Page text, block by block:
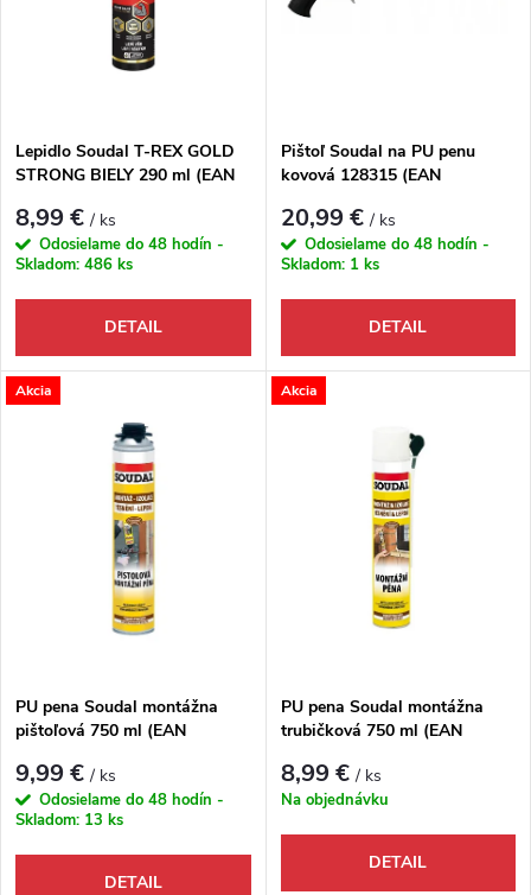
Lepidlo Soudal T-REX GOLD
STRONG BIELY 290 ml (EAN
8,99 €/ ks
Odosielame do 48 hodín -
Skladom: 486 ks
DETAIL
Pištoľ Soudal na PU penu
kovová 128315 (EAN
20,99 €/ ks
Odosielame do 48 hodín -
Skladom: 1 ks
DETAIL
Akcia
PU pena Soudal montážna
pištoľová 750 ml (EAN
9,99 €/ ks
Odosielame do 48 hodín -
Skladom: 13 ks
DETAIL
Akcia
PU pena Soudal montážna
trubičková 750 ml (EAN
8,99 €/ ks
Na objednávku
DETAIL